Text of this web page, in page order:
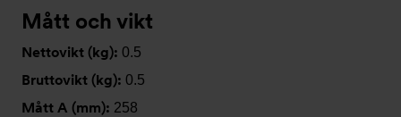
Mått och vikt
Nettovikt (kg): 0.5
Bruttovikt (kg): 0.5
Mått A (mm): 258